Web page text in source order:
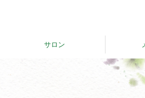
サロン